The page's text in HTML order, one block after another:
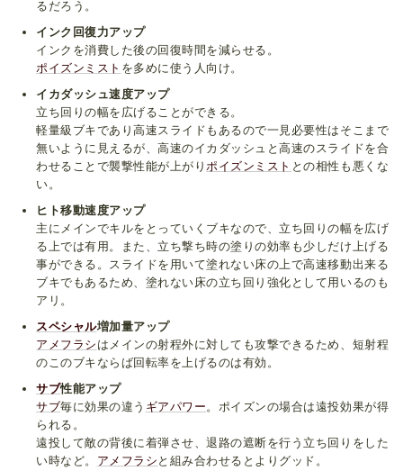
るだろう。
インク回復力アップ
インクを消費した後の回復時間を減らせる。
ポイズンミスト を多めに使う人向け。
イカダッシュ速度アップ
立ち回りの幅を広げることができる。
軽量級ブキであり高速スライドもあるので一見必要性はそこまで
無いように見えるが、高速のイカダッシュと高速のスライドを合
わせることで襲撃性能が上がりポイズンミスト との相性も悪くな
い。
ヒト移動速度アップ
主にメインでキルをとっていくブキなので、立ち回りの幅を広げ
る上では有用。また、立ち撃ち時の塗りの効率も少しだけ上げる
事ができる。スライドを用いて塗れない床の上で高速移動出来る
ブキでもあるため、塗れない床の立ち回り強化として用いるのも
アリ。
スペシャル増加量アップ
アメフラシ はメインの射程外に対しても攻撃できるため、短射程
のこのブキならば回転率を上げるのは有効。
サブ性能アップ
サブ毎に効果の違う ギアパワー。ポイズンの場合は遠投効果が得
られる。
遠投して敵の背後に着弾させ、退路の遮断を行う立ち回りをした
い時など。 アメフラシ と組み合わせるとよりグッド。